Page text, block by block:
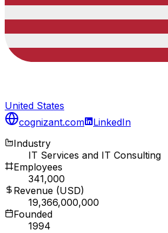
United States
cognizant.com
LinkedIn
Industry
IT Services and IT Consulting
Employees
341,000
Revenue (USD)
19,366,000,000
Founded
1994